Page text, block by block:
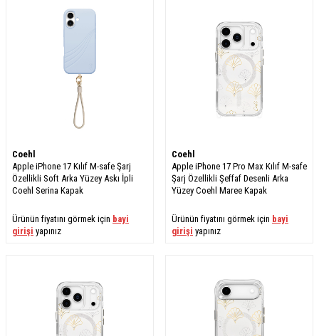
Coehl
Apple iPhone 17 Kılıf M-safe Şarj
Özellikli Soft Arka Yüzey Askı İpli
Coehl Serina Kapak
Ürünün fiyatını görmek için bayi
girişi yapınız
Coehl
Apple iPhone 17 Pro Max Kılıf M-safe
Şarj Özellikli Şeffaf Desenli Arka
Yüzey Coehl Maree Kapak
Ürünün fiyatını görmek için bayi
girişi yapınız